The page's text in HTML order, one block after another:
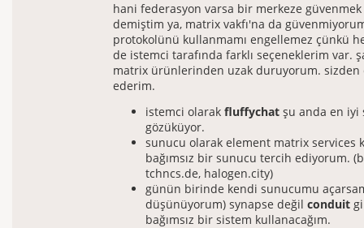
hani federasyon varsa bir merkeze
demiştim ya, matrix vakfı'na da
protokolünü kullanmamı engellemez çünkü
de istemci tarafında farklı seçeneklerim var.
matrix ürünlerinden uzak duruyorum.
ederim.
istemci olarak fluffychat şu anda en iyi
gözüküyor.
sunucu olarak element matrix services
bağımsız bir sunucu tercih ediyorum.
tchncs.de, halogen.city)
günün birinde kendi sunucumu
düşünüyorum) synapse değil conduit
bağımsız bir sistem kullanacağım.